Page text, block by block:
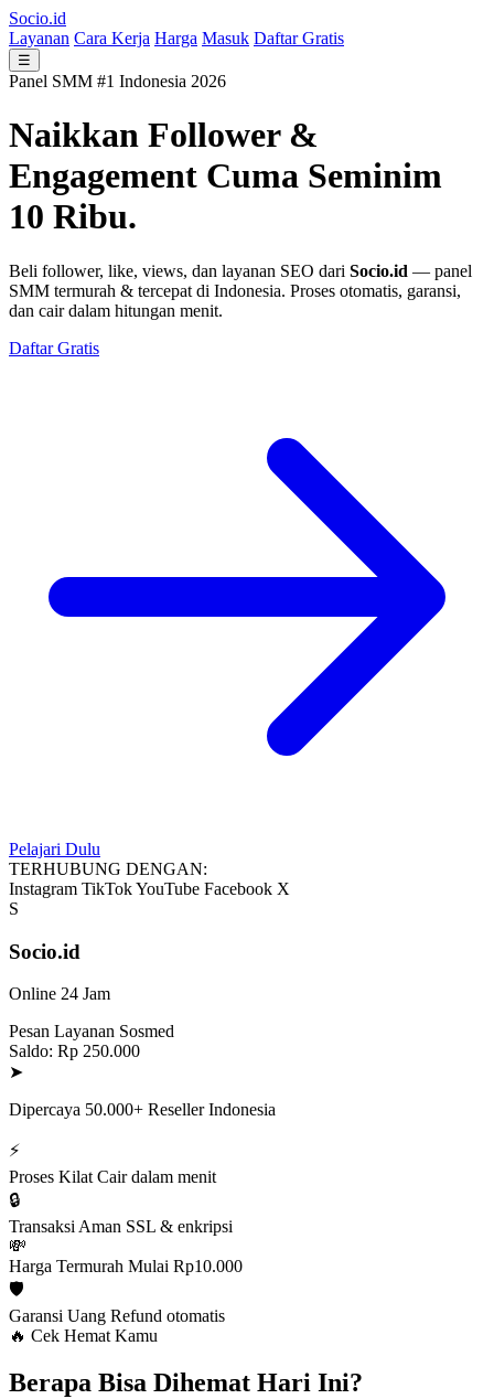
Socio.id
Layanan Cara Kerja Harga Masuk Daftar Gratis
☰
Panel SMM #1 Indonesia 2026
Naikkan Follower &
Engagement Cuma Seminim
10 Ribu.
Beli follower, like, views, dan layanan SEO dari Socio.id — panel
SMM termurah & tercepat di Indonesia. Proses otomatis, garansi,
dan cair dalam hitungan menit.
Daftar Gratis
Pelajari Dulu
TERHUBUNG DENGAN:
Instagram TikTokYouTube Facebook X
S
Socio.id
Online 24 Jam
Pesan Layanan Sosmed
Saldo: Rp 250.000
➤
Dipercaya 50.000+ Reseller Indonesia
⚡
Proses Kilat Cair dalam menit
🔒
Transaksi Aman SSL & enkripsi
💸
Harga Termurah Mulai Rp10.000
🛡️
Garansi Uang Refund otomatis
🔥 Cek Hemat Kamu
Berapa Bisa Dihemat Hari Ini?